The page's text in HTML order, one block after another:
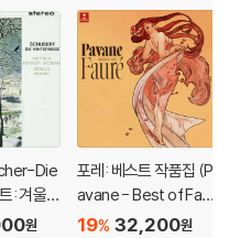
Die
: 겨울
Wi
원
포레: 베스트 작품집 (P
avane - Best of Faur
e) [LP]32,200원
19%